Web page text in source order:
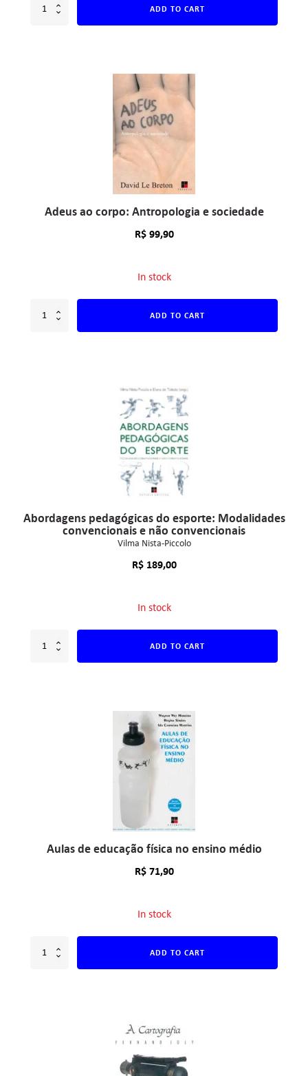
ADD TO CART
Adeus ao corpo: Antropologia e sociedade
R$99,90
In stock
ADD TO CART
Abordagens pedagógicas do esporte: Modalidades
convencionais e não convencionais
Vilma Nista-Piccolo
R$189,00
In stock
ADD TO CART
Aulas de educação física no ensino médio
R$71,90
In stock
ADD TO CART